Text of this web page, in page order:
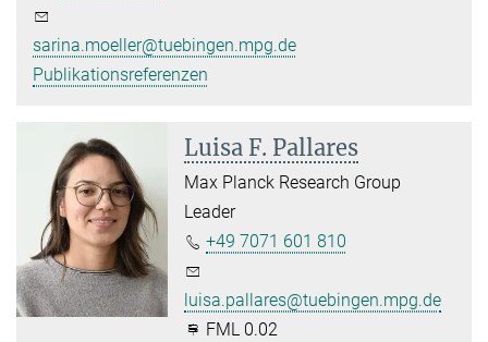
sarina.moeller@tuebingen.mpg.de
Publikationsreferenzen
Luisa F. Pallares
Max Planck Research Group
Leader
+49 7071 601 810
luisa.pallares@tuebingen.mpg.de
FML 0.02